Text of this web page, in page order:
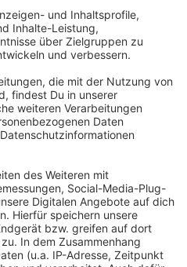
können sich melden
oder
findet donnerstags
neben der Bären-